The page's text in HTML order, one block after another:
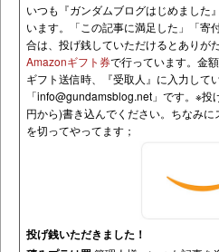
いつも『ガンダムブログはじめました
います。「この記事に満足した」「寄
合は、投げ銭していただけるとありが
Amazonギフト券で行っています。金
ギフト送信時、『受取人』に入力して
「info@gundamsblog.net 」です。 ※投
円から)書き込んでください。ちなみ
を切ってやってます；
投げ銭いただきました！